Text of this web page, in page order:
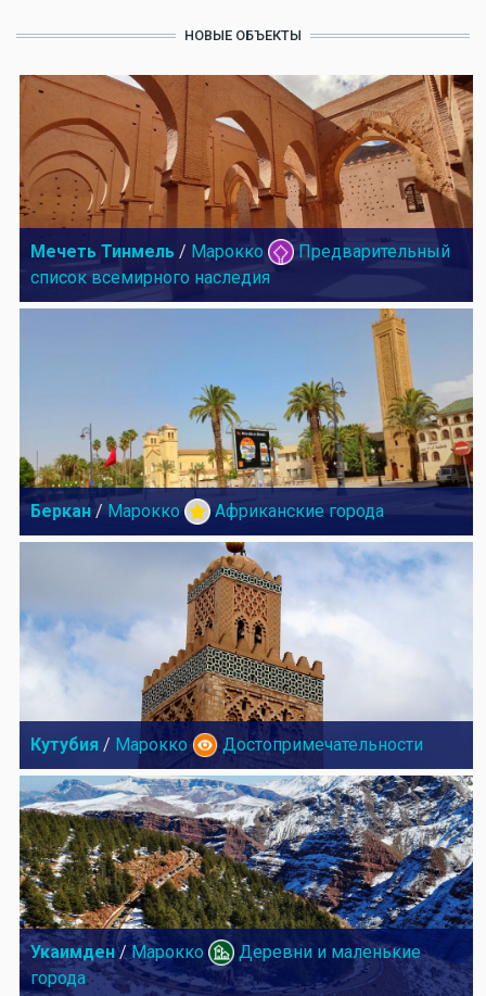
НОВЫЕ ОБЪЕКТЫ
Мечеть Тинмель / Марокко
Предварительный
список всемирного наследия
Беркан / Марокко Африканские города
Кутубия / Марокко Достопримечательности
Укаимден/ Марокко
Деревни и маленькие
города